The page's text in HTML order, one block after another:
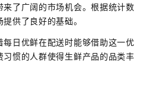
了广阔的市场机会。根据统计数
供了良好的基础。
日优鲜在配送时能够借助这一优
惯的人群使得生鲜产品的品类丰